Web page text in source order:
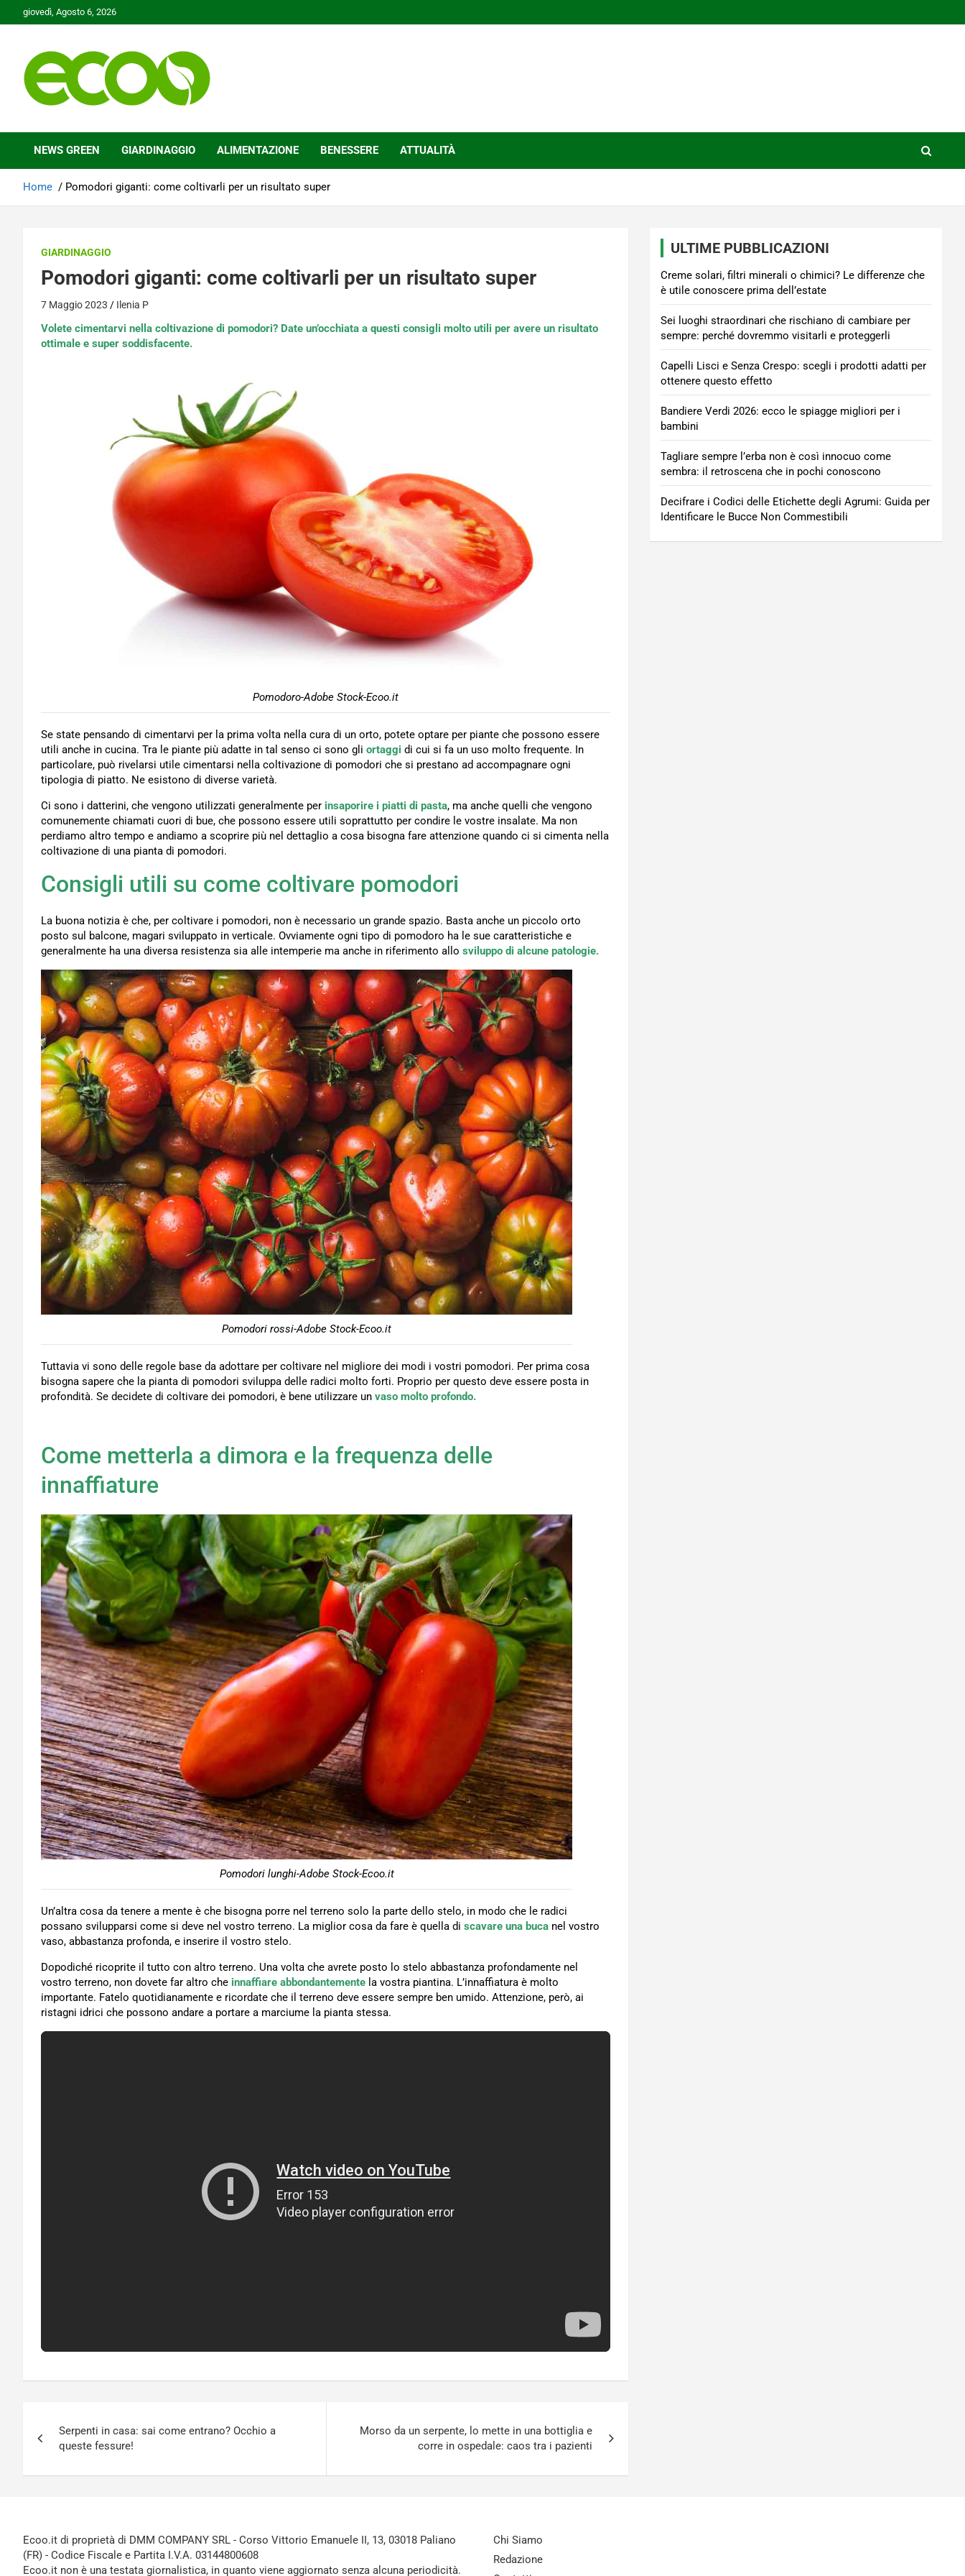
to
giovedì, Agosto 6, 2026
Ecoo.it
NEWS GREEN GIARDINAGGIO ALIMENTAZIONE BENESSERE ATTUALITÀ
Home Pomodori giganti: come coltivarli per un risultato super
GIARDINAGGIO
Pomodori giganti: come coltivarli per un risultato super
7 Maggio 2023 Ilenia P
Volete cimentarvi nella coltivazione di pomodori? Date un’occhiata a questi consigli molto utili per avere un risultato
ottimale e super soddisfacente.
Pomodoro-Adobe Stock-Ecoo.it
Se state pensando di cimentarvi per la prima volta nella cura di un orto, potete optare per piante che possono essere
utili anche in cucina. Tra le piante più adatte in tal senso ci sono gli ortaggi di cui si fa un uso molto frequente. In
particolare, può rivelarsi utile cimentarsi nella coltivazione di pomodori che si prestano ad accompagnare ogni
tipologia di piatto. Ne esistono di diverse varietà.
Ci sono i datterini, che vengono utilizzati generalmente per insaporire i piatti di pasta, ma anche quelli che vengono
comunemente chiamati cuori di bue, che possono essere utili soprattutto per condire le vostre insalate. Ma non
perdiamo altro tempo e andiamo a scoprire più nel dettaglio a cosa bisogna fare attenzione quando ci si cimenta nella
coltivazione di una pianta di pomodori.
Consigli utili su come coltivare pomodori
La buona notizia è che, per coltivare i pomodori, non è necessario un grande spazio. Basta anche un piccolo orto
posto sul balcone, magari sviluppato in verticale. Ovviamente ogni tipo di pomodoro ha le sue caratteristiche e
generalmente ha una diversa resistenza sia alle intemperie ma anche in riferimento allo sviluppo di alcune patologie.
Pomodori rossi-Adobe Stock-Ecoo.it
Tuttavia vi sono delle regole base da adottare per coltivare nel migliore dei modi i vostri pomodori. Per prima cosa
bisogna sapere che la pianta di pomodori sviluppa delle radici molto forti. Proprio per questo deve essere posta in
profondità. Se decidete di coltivare dei pomodori, è bene utilizzare un vaso molto profondo.
Come metterla a dimora e la frequenza delle
innaffiature
Pomodori lunghi-Adobe Stock-Ecoo.it
Un’altra cosa da tenere a mente è che bisogna porre nel terreno solo la parte dello stelo, in modo che le radici
possano svilupparsi come si deve nel vostro terreno. La miglior cosa da fare è quella di scavare una buca nel vostro
vaso, abbastanza profonda, e inserire il vostro stelo.
Dopodiché ricoprite il tutto con altro terreno. Una volta che avrete posto lo stelo abbastanza profondamente nel
vostro terreno, non dovete far altro che innaffiare abbondantemente la vostra piantina. L’innaffiatura è molto
importante. Fatelo quotidianamente e ricordate che il terreno deve essere sempre ben umido. Attenzione, però, ai
ristagni idrici che possono andare a portare a marciume la pianta stessa.
articoli
Serpenti in casa: sai come entrano? Occhio a
queste fessure!
Morso da un serpente, lo mette in una bottiglia e
corre in ospedale: caos tra i pazienti
ULTIME PUBBLICAZIONI
Creme solari, filtri minerali o chimici? Le differenze che
è utile conoscere prima dell’estate
Sei luoghi straordinari che rischiano di cambiare per
sempre: perché dovremmo visitarli e proteggerli
Capelli Lisci e Senza Crespo: scegli i prodotti adatti per
ottenere questo effetto
Bandiere Verdi 2026: ecco le spiagge migliori per i
bambini
Tagliare sempre l’erba non è così innocuo come
sembra: il retroscena che in pochi conoscono
Decifrare i Codici delle Etichette degli Agrumi: Guida per
Identificare le Bucce Non Commestibili
Ecoo.it di proprietà di DMM COMPANY SRL - Corso Vittorio Emanuele II, 13, 03018 Paliano
(FR) - Codice Fiscale e Partita I.V.A. 03144800608
Ecoo.it non è una testata giornalistica, in quanto viene aggiornato senza alcuna periodicità.
Chi Siamo
Redazione